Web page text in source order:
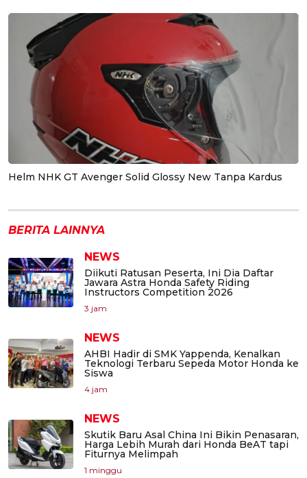
Helm NHK GT Avenger Solid Glossy New Tanpa Kardus
BERITA LAINNYA
NEWS
Diikuti Ratusan Peserta, Ini Dia Daftar
Jawara Astra Honda Safety Riding
Instructors Competition 2026
3 jam
NEWS
AHBI Hadir di SMK Yappenda, Kenalkan
Teknologi Terbaru Sepeda Motor Honda ke
Siswa
4 jam
NEWS
Skutik Baru Asal China Ini Bikin Penasaran,
Harga Lebih Murah dari Honda BeAT tapi
Fiturnya Melimpah
1 minggu